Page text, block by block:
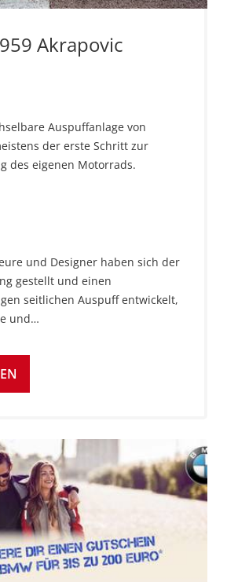
Akrapovic
Auspuffanlage von
der erste Schritt zur
des eigenen Motorrads.
und Designer haben sich der
gestellt und einen
seitlichen Auspuff entwickelt,
und…